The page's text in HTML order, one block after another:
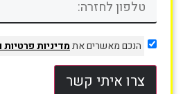
הנכם מאשרים אתמדיניות פרטיות
צרו איתי קשר